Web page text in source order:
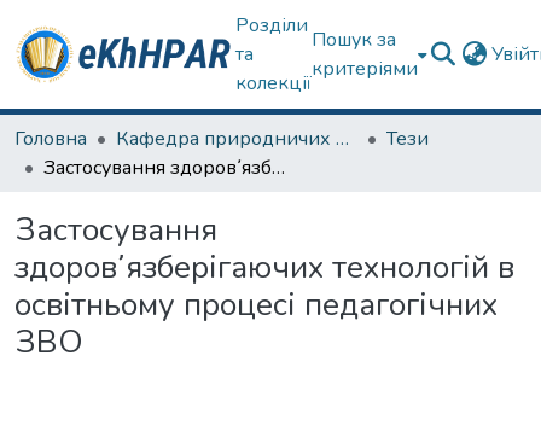
Розділи
та
колекції
Пошук за
критеріями
Головна Кафедра природничих наук та здоров'язбереження
Тези
Застосування здоров᾿язберігаючих технологій в освітньому процесі педагогічних ЗВО
Застосування
здоров᾿язберігаючих технологій в
освітньому процесі педагогічних
ЗВО